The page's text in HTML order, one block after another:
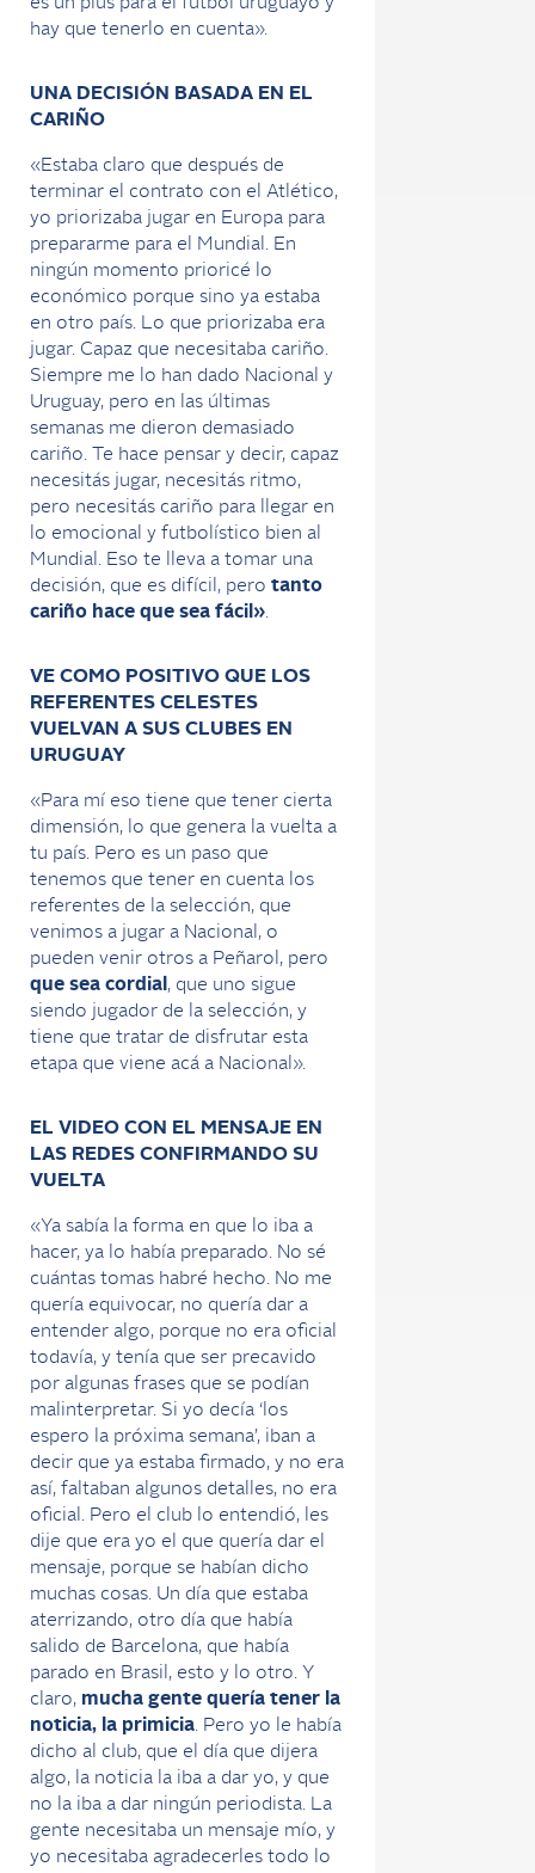
hay que tenerlo en cuenta».
UNA DECISIÓN BASADA EN EL
CARIÑO
«Estaba claro que después de
terminar el contrato con el Atlético,
yo priorizaba jugar en Europa para
prepararme para el Mundial. En
ningún momento prioricé lo
económico porque sino ya estaba
en otro país. Lo que priorizaba era
jugar. Capaz que necesitaba cariño.
Siempre me lo han dado Nacional y
Uruguay, pero en las últimas
semanas me dieron demasiado
cariño. Te hace pensar y decir, capaz
necesitás jugar, necesitás ritmo,
pero necesitás cariño para llegar en
lo emocional y futbolístico bien al
Mundial. Eso te lleva a tomar una
decisión, que es difícil, pero tanto
cariño hace que sea fácil».
VE COMO POSITIVO QUE LOS
REFERENTES CELESTES
VUELVAN A SUS CLUBES EN
URUGUAY
«Para mí eso tiene que tener cierta
dimensión, lo que genera la vuelta a
tu país. Pero es un paso que
tenemos que tener en cuenta los
referentes de la selección, que
venimos a jugar a Nacional, o
pueden venir otros a Peñarol, pero
que sea cordial , que uno sigue
siendo jugador de la selección, y
tiene que tratar de disfrutar esta
etapa que viene acá a Nacional».
EL VIDEO CON EL MENSAJE EN
LAS REDES CONFIRMANDO SU
VUELTA
«Ya sabía la forma en que lo iba a
hacer, ya lo había preparado. No sé
cuántas tomas habré hecho. No me
quería equivocar, no quería dar a
entender algo, porque no era oficial
todavía, y tenía que ser precavido
por algunas frases que se podían
malinterpretar. Si yo decía ‘los
espero la próxima semana’, iban a
decir que ya estaba firmado, y no era
así, faltaban algunos detalles, no era
oficial. Pero el club lo entendió, les
dije que era yo el que quería dar el
mensaje, porque se habían dicho
muchas cosas. Un día que estaba
aterrizando, otro día que había
salido de Barcelona, que había
parado en Brasil, esto y lo otro. Y
claro, mucha gente quería tener la
noticia, la primicia. Pero yo le había
dicho al club, que el día que dijera
algo, la noticia la iba a dar yo, y que
no la iba a dar ningún periodista. La
gente necesitaba un mensaje mío, y
yo necesitaba agradecerles todo lo